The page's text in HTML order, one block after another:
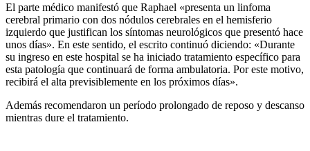
El parte médico manifestó que Raphael «presenta un linfoma
cerebral primario con dos nódulos cerebrales en el hemisferio
izquierdo que justifican los síntomas neurológicos que presentó hace
unos días». En este sentido, el escrito continuó diciendo: «Durante
su ingreso en este hospital se ha iniciado tratamiento específico para
esta patología que continuará de forma ambulatoria. Por este motivo,
recibirá el alta previsiblemente en los próximos días».
Además recomendaron un período prolongado de reposo y descanso
mientras dure el tratamiento.